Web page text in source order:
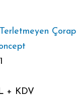
Terletmeyen Çorap
+ KDV